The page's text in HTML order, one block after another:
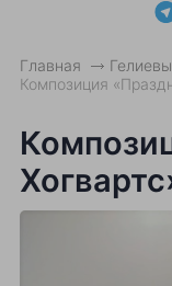
Главная
Композиция